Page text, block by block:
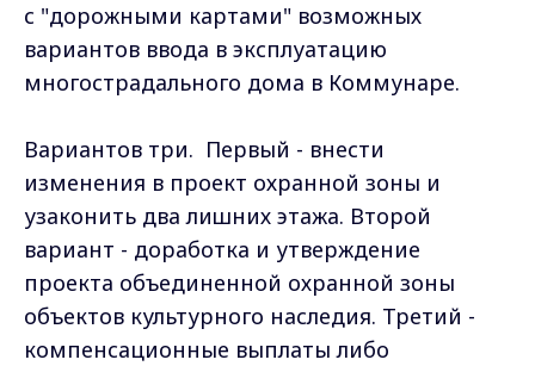
с "дорожными картами" возможных
вариантов ввода в эксплуатацию
многострадального дома в Коммунаре.
Вариантов три. Первый - внести
изменения в проект охранной зоны и
узаконить два лишних этажа. Второй
вариант - доработка и утверждение
проекта объединенной охранной зоны
объектов культурного наследия. Третий -
компенсационные выплаты либо